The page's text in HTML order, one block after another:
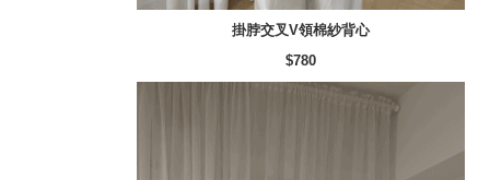
掛脖交叉V領棉紗背心
$780